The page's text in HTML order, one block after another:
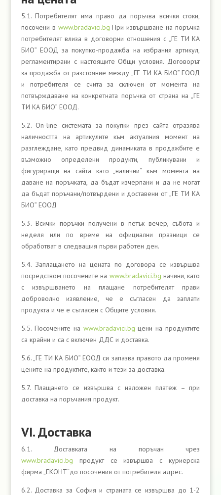
5.1. Потребителят има право да поръчва всички стоки,
посочени в www.bradavici.bg При извършване на поръчка
потребителят влиза в договорни отношения с „ГЕ ТИ КА
БИО” ЕООД за покупко-продажба на избрания артикул,
регламентирани с настоящите Общи условия. Договорът
за продажба от разстояние между „ГЕ ТИ КА БИО” ЕООД
и потребителя се счита за сключен от момента на
потвърждаване на конкретната поръчка от страна на „ГЕ
ТИ КА БИО” ЕООД.
5.2. Оn-line системата за покупки през сайта отразява
наличността на артикулите към актуалния момент на
разглеждане, като предвид динамиката в продажбите е
възможно определени продукти, публикувани и
фигуриращи на сайта като „налични“ към момента на
даване на поръчката, да бъдат изчерпани и да не могат
да бъдат поръчани/потвърдени и доставени от „ГЕ ТИ КА
БИО” ЕООД
5.3. Всички поръчки получени в петък вечер, събота и
неделя или по време на официални празници се
обработват в следващия първи работен ден.
5.4. Заплащането на цената по договора се извършва
посредством посочените на www.bradavici.bg начини, като
с извършването на плащане потребителят прави
доброволно изявление, че е съгласен да заплати
продукта и че е съгласен с Общите условия.
5.5. Посочените на www.bradavici.bg цени на продуктите
са крайни и са с включен ДДС и доставка.
5.6. „ГЕ ТИ КА БИО” ЕООД си запазва правото да променя
цените на продуктите, както и тези за доставка.
5.7. Плащането се извършва с наложен платеж – при
доставка на поръчания продукт.
VІ. Доставка
6.1. Доставката на поръчан чрез
www.bradavici.bg продукт се извършва с куриерска
фирма „ЕКОНТ“до посочения от потребителя адрес.
6.2. Доставка за София и страната се извършва до 1-2